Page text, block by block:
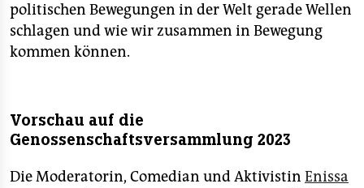
politischen Bewegungen in der Welt gerade Wellen
schlagen und wie wir zusammen in Bewegung
kommen können.
Vorschau auf die
Genossenschaftsversammlung 2023
Die Moderatorin, Comedian und Aktivistin Enissa